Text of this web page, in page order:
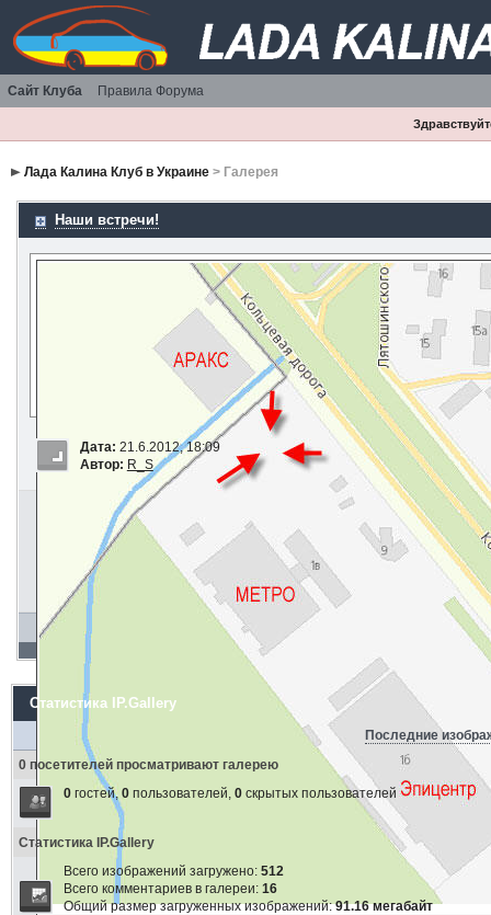
Сайт Клуба Правила Форума
Лада Калина Клуб в Украине> Галерея
Наши встречи!
Дата: 21.6.2012, 18:09
Автор: R_S
Статистика IP.Gallery
Последние
0 посетителей просматривают галерею
0гостей, 0пользователей, 0скрытых пользователей
Статистика IP.Gallery
Всего изображений загружено: 512
Всего комментариев в галереи: 16
Общий размер загруженных изображений:91.16 мегабайт